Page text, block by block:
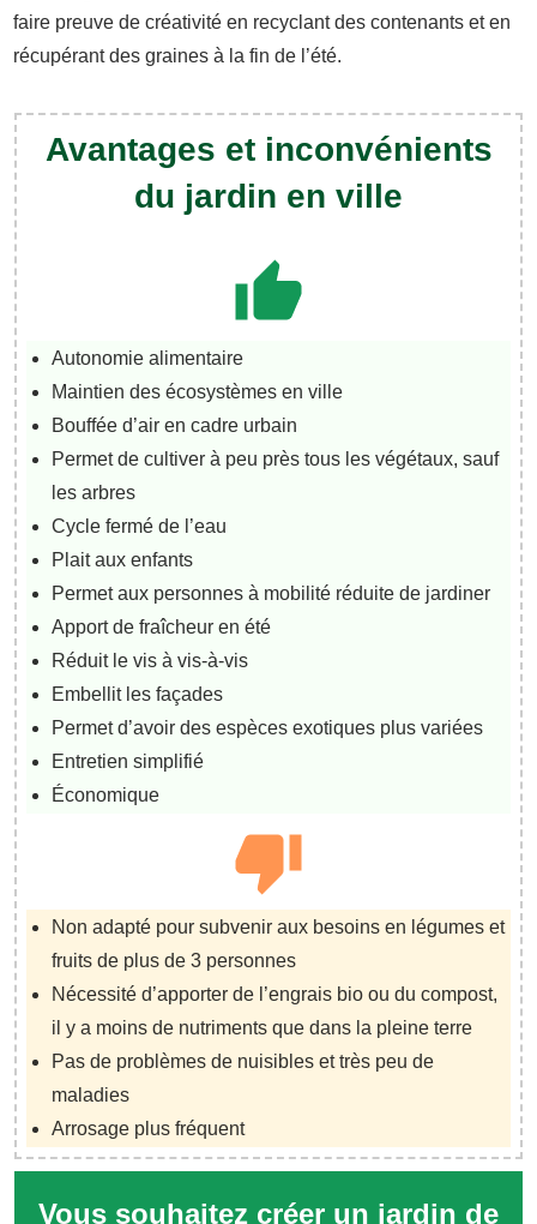
faire preuve de créativité en recyclant des contenants et en
récupérant des graines à la fin de l’été.
Avantages et inconvénients
du jardin en ville
Autonomie alimentaire
Maintien des écosystèmes en ville
Bouffée d’air en cadre urbain
Permet de cultiver à peu près tous les végétaux, sauf
les arbres
Cycle fermé de l’eau
Plait aux enfants
Permet aux personnes à mobilité réduite de jardiner
Apport de fraîcheur en été
Réduit le vis à vis-à-vis
Embellit les façades
Permet d’avoir des espèces exotiques plus variées
Entretien simplifié
Économique
Non adapté pour subvenir aux besoins en légumes et
fruits de plus de 3 personnes
Nécessité d’apporter de l’engrais bio ou du compost,
il y a moins de nutriments que dans la pleine terre
Pas de problèmes de nuisibles et très peu de
maladies
Arrosage plus fréquent
Vous souhaitez créer un jardin de